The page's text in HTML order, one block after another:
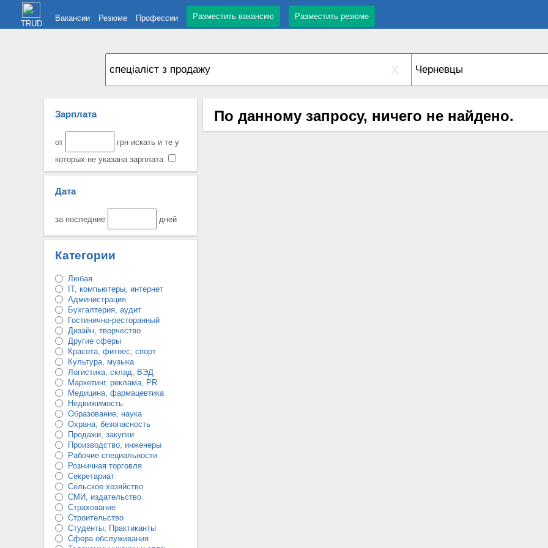
TRUD
Вакансии Резюме Профессии Разместить вакансию Разместить резюме
X
Зарплата
от
грн искать и те у
которых не указана зарплата
Дата
за последние дней
Категории
Любая
IT, компьютеры, интернет
Администрация
Бухгалтерия, аудит
Гостинично-ресторанный
Дизайн, творчество
Другие сферы
Красота, фитнес, спорт
Культура, музыка
Логистика, склад, ВЭД
Маркетинг, реклама, PR
Медицина, фармацевтика
Недвижимость
Образование, наука
Охрана, безопасность
Продажи, закупки
Производство, инженеры
Рабочие специальности
Розничная торговля
Секретариат
Сельское хозяйство
СМИ, издательство
Страхование
Строительство
Студенты, Практиканты
Сфера обслуживания
По данному запросу, ничего не найдено.